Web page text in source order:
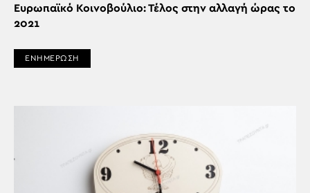
Ευρωπαϊκό Κοινοβούλιο: Τέλος στην αλλαγή ώρας το
2021
ΕΝΗΜΕΡΩΣΗ